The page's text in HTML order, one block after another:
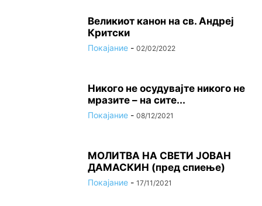
Великиот канон на св. Андреј
Критски
Покајание - 02/02/2022
Никого не осудувајте никого не
мразите – на сите...
Покајание - 08/12/2021
МОЛИТВА НА СВЕТИ ЈОВАН
ДАМАСКИН (пред спиење)
Покајание - 17/11/2021